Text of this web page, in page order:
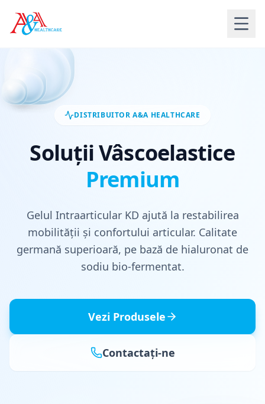
Acasă
Gel Intraarticular KD
Infiltrații Genunchi
Contact
DISTRIBUITOR A&A HEALTHCARE
Soluții Vâscoelastice
Premium
Gelul Intraarticular KD ajută la restabilirea
mobilității și confortului articular. Calitate
germană superioară, pe bază de hialuronat de
sodiu bio-fermentat.
Vezi Produsele
Contactați-ne